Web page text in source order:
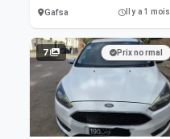
Gafsa Il y a 1 mois
7 Prix normal